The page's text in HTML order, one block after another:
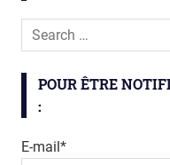
POUR ÊTRE
:
E-mail*